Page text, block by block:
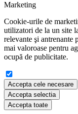
Marketing
Cookie-urile de
utilizatori de la un site
relevante şi
mai valoroase pentru
ocupă de publicitate.
Accepta cele necesare
Accepta selectia
Accepta toate